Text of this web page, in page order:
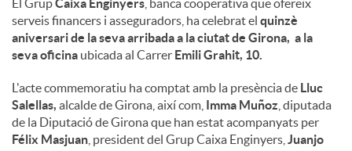
El GrupCaixa Enginyers , banca cooperativa que ofereix
serveis financers i asseguradors, ha celebrat el quinzè
aniversari de la seva arribada a la ciutat de Girona, a la
seva oficina ubicada al Carrer Emili Grahit, 10.
L'acte commemoratiu ha comptat amb la presència de Lluc
Salellas, alcalde de Girona, així com, Imma Muñoz , diputada
de la Diputació de Girona que han estat acompanyats per
Félix Masjuan , president del Grup Caixa Enginyers, Juanjo